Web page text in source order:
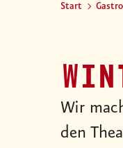
Start
Wir
den